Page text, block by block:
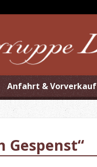
Anfahrt & Vorverkauf
Gespenst“